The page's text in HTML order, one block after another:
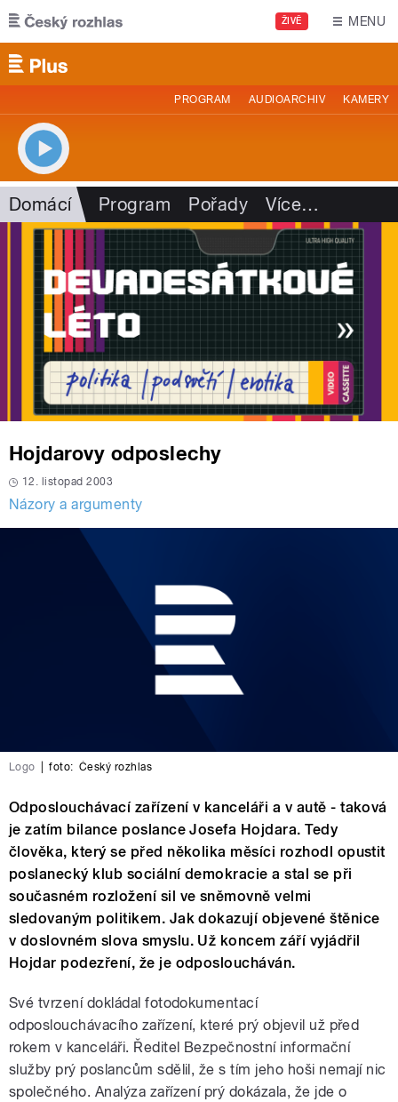
Přejít k hlavnímu obsahu
ŽIVĚ MENU
PROGRAM AUDIOARCHIV KAMERY
Domácí Program Pořady Více…
Hojdarovy odposlechy
12. listopad 2003
Názory a argumenty
Logo foto: Český rozhlas
Odposlouchávací zařízení v kanceláři a v autě - taková
je zatím bilance poslance Josefa Hojdara. Tedy
člověka, který se před několika měsíci rozhodl opustit
poslanecký klub sociální demokracie a stal se při
současném rozložení sil ve sněmovně velmi
sledovaným politikem. Jak dokazují objevené štěnice
v doslovném slova smyslu. Už koncem září vyjádřil
Hojdar podezření, že je odposloucháván.
Své tvrzení dokládal fotodokumentací
odposlouchávacího zařízení, které prý objevil už před
rokem v kanceláři. Ředitel Bezpečnostní informační
služby prý poslancům sdělil, že s tím jeho hoši nemají nic
společného. Analýza zařízení prý dokázala, že jde o